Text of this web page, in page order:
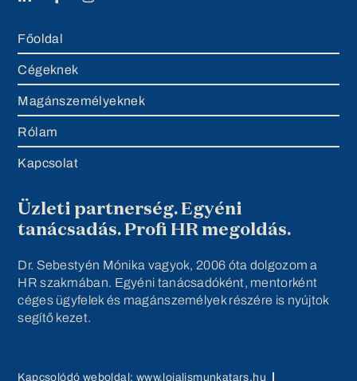
Üzleti partnerség. Egyéni
tanácsadás. Profi HR megoldás.
Dr. Sebestyén Mónika vagyok, 2006 óta dolgozom a
HR szakmában. Egyéni tanácsadóként, mentorként
céges ügyfelek és magánszemélyek részére is nyújtok
segítő kezet.
Kapcsolódó weboldal: www.lojalismunkatars.hu
Főoldal
Cégeknek
Magánszemélyeknek
Rólam
Kapcsolat